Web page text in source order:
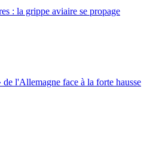
: la grippe aviaire se propage
l'Allemagne face à la forte hausse